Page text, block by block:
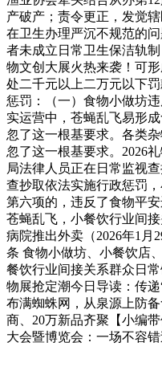
产破产；责令更正，发觉
在卫生办理严沉不规范的
者未成立日常卫生保洁轨
物文创大展火热来袭！可
处二千元以上二万元以下
惩罚：（一）食物小做坊
实运营中，苍蝇乱飞易形
忽了这一根基要求。各类
忽了这一根基要求。2026
局法律人员正在日常监视
查抄取依法实施行政惩罚
第六项的，违反了食物平
苍蝇乱飞，小餐饮行业间
病院推出外卖（2026年1月
条 食物小做坊、小餐饮店
餐饮行业间接关系群众日
物展抢定潮今日导读：传
布满蜘蛛网，从泉源上防
商、20万新品齐聚【小编
大会暨博览会：一场不容